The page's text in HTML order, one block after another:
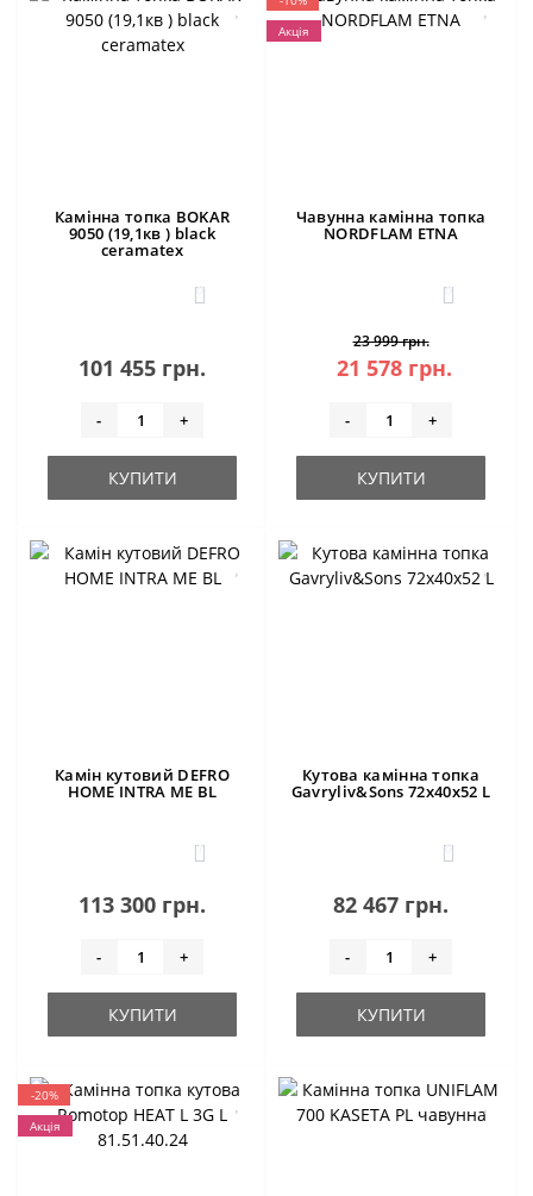
Камінна топка BOKAR
9050 (19,1кв ) black
ceramatex
0
101 455 грн.
- +
КУПИТИ
Акція
Чавунна камінна топка
NORDFLAM ETNA
0
23 999 грн.
21 578 грн.
- +
КУПИТИ
Камін кутовий DEFRO
HOME INTRA ME BL
1
113 300 грн.
- +
КУПИТИ
Кутова камінна топка
Gavryliv&Sons 72x40x52 L
0
82 467 грн.
- +
КУПИТИ
-20%
Акція